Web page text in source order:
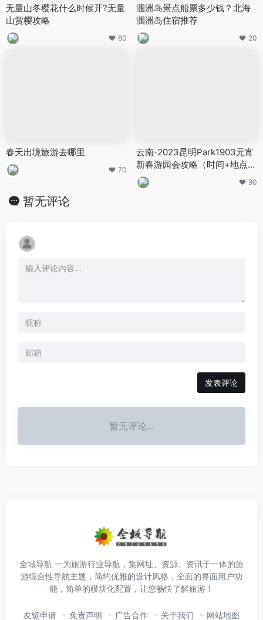
无量山冬樱花什么时候开?无量
山赏樱攻略
80
涠洲岛景点船票多少钱？北海
涠洲岛住宿推荐
20
春天出境旅游去哪里
70
云南-2023昆明Park1903元宵
新春游园会攻略（时间+地点
+内容）
90
暂无评论
发表评论
暂无评论...
全域导航 一为旅游行业导航，集网址、资源、资讯于一体的旅
游综合性导航主题，简约优雅的设计风格，全面的界面用户功
能，简单的模块化配置，让您畅快了解旅游！
友链申请 免责声明 广告合作 关于我们 网站地图